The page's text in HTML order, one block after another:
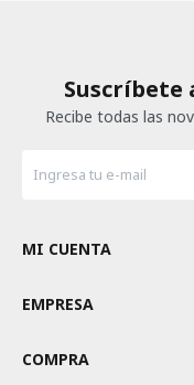
Recibe todas las
MI CUENTA
EMPRESA
COMPRA